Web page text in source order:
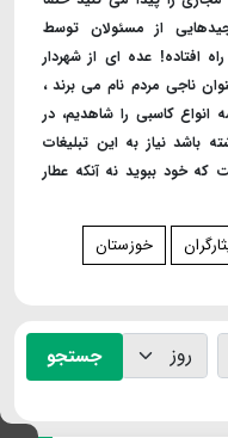
از مسئولان توسط
افتاده! عده ای از شهردار
ناجی مردم نام می برند ،
کاسبی را شاهدیم، در
باشد نیاز به این تبلیغات
خود ببوید نه آنکه عطار
خوزستان
جستجو